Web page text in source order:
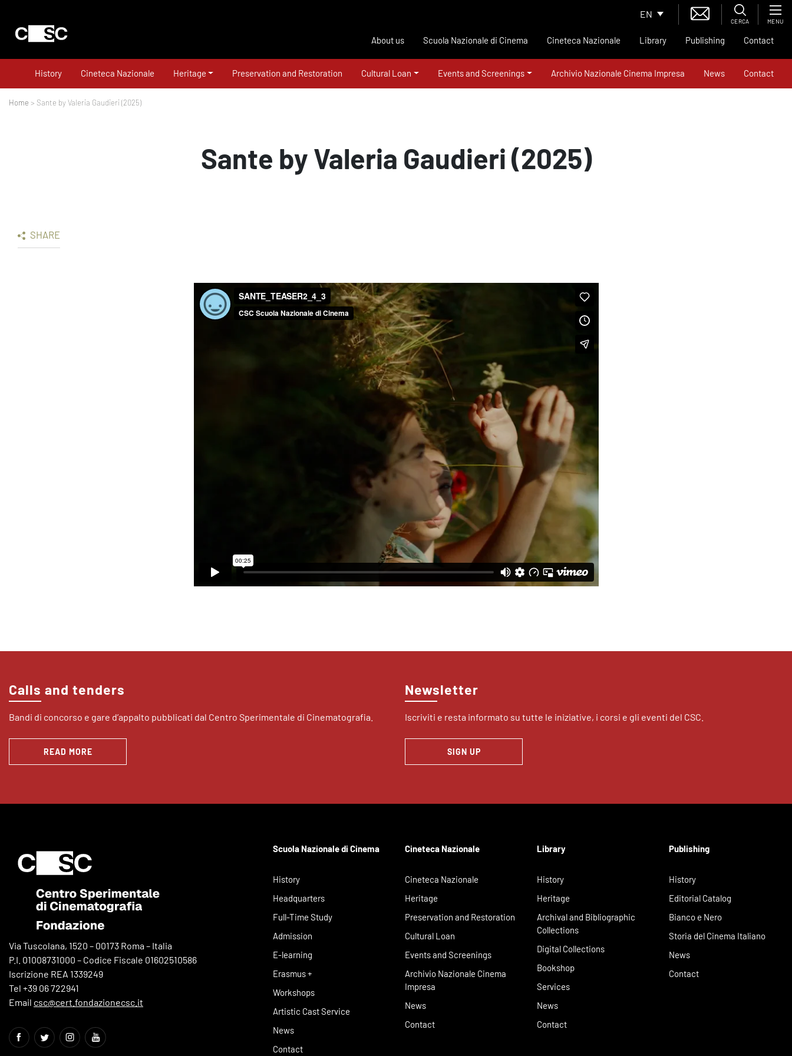
EN
CERCA MENU
About us Scuola Nazionale di Cinema Cineteca Nazionale Library Publishing Contact
History Cineteca Nazionale Heritage Preservation and Restoration Cultural Loan Events and Screenings Archivio Nazionale Cinema Impresa News Contact
Home > Sante by Valeria Gaudieri (2025)
Sante by Valeria Gaudieri (2025)
SHARE
Calls and tenders
Bandi di concorso e gare d’appalto pubblicati dal Centro Sperimentale di Cinematografia.
READ MORE
Newsletter
Iscriviti e resta informato su tutte le iniziative, i corsi e gli eventi del CSC.
SIGN UP
Via Tuscolana, 1520 – 00173 Roma – Italia
P.I. 01008731000 – Codice Fiscale 01602510586
Iscrizione REA 1339249
Tel +39 06 722941
Email csc@cert.fondazionecsc.it
Scuola Nazionale di Cinema
History
Headquarters
Full-Time Study
Admission
E-learning
Erasmus +
Workshops
Artistic Cast Service
News
Contact
Cineteca Nazionale
Cineteca Nazionale
Heritage
Preservation and Restoration
Cultural Loan
Events and Screenings
Archivio Nazionale Cinema
Impresa
News
Contact
Library
History
Heritage
Archival and Bibliographic
Collections
Digital Collections
Bookshop
Services
News
Contact
Publishing
History
Editorial Catalog
Bianco e Nero
Storia del Cinema Italiano
News
Contact